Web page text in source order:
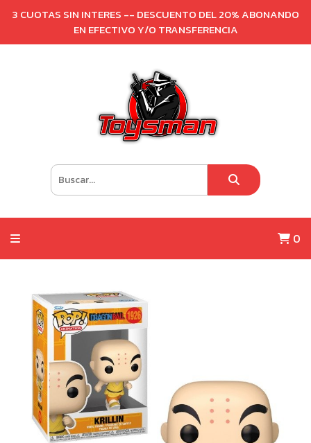
3 CUOTAS SIN INTERES -- DESCUENTO DEL 20% ABONANDO
EN EFECTIVO Y/O TRANSFERENCIA
0